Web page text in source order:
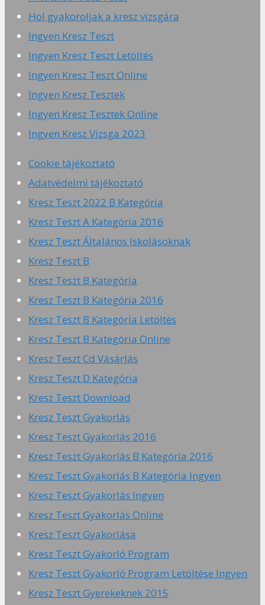
Hol gyakoroljak a kresz vizsgára
Ingyen Kresz Teszt
Ingyen Kresz Teszt Letöltés
Ingyen Kresz Teszt Online
Ingyen Kresz Tesztek
Ingyen Kresz Tesztek Online
Ingyen Kresz Vizsga 2023
Cookie tájékoztató
Adatvédelmi tájékoztató
Kresz Teszt 2022 B Kategória
Kresz Teszt A Kategória 2016
Kresz Teszt Általános Iskolásoknak
Kresz Teszt B
Kresz Teszt B Kategória
Kresz Teszt B Kategória 2016
Kresz Teszt B Kategória Letöltés
Kresz Teszt B Kategória Online
Kresz Teszt Cd Vásárlás
Kresz Teszt D Kategória
Kresz Teszt Download
Kresz Teszt Gyakorlás
Kresz Teszt Gyakorlás 2016
Kresz Teszt Gyakorlás B Kategória 2016
Kresz Teszt Gyakorlás B Kategória Ingyen
Kresz Teszt Gyakorlás Ingyen
Kresz Teszt Gyakorlás Online
Kresz Teszt Gyakorlása
Kresz Teszt Gyakorló Program
Kresz Teszt Gyakorló Program Letöltése Ingyen
Kresz Teszt Gyerekeknek 2015